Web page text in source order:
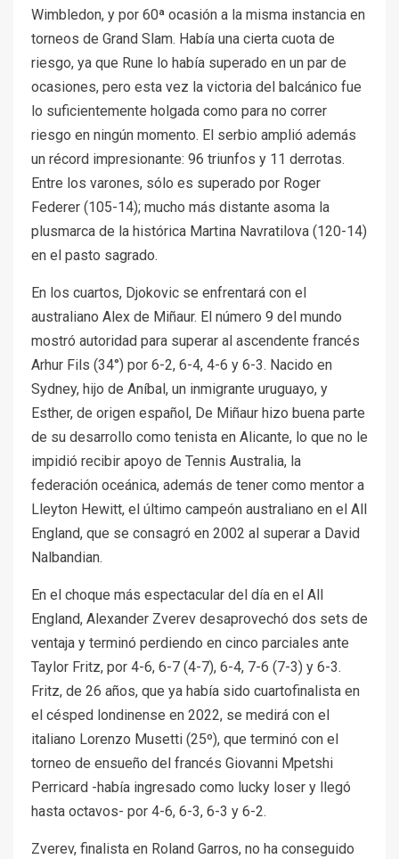
Wimbledon, y por 60ª ocasión a la misma instancia en
torneos de Grand Slam. Había una cierta cuota de
riesgo, ya que Rune lo había superado en un par de
ocasiones, pero esta vez la victoria del balcánico fue
lo suficientemente holgada como para no correr
riesgo en ningún momento. El serbio amplió además
un récord impresionante: 96 triunfos y 11 derrotas.
Entre los varones, sólo es superado por Roger
Federer (105-14); mucho más distante asoma la
plusmarca de la histórica Martina Navratilova (120-14)
en el pasto sagrado.
En los cuartos, Djokovic se enfrentará con el
australiano Alex de Miñaur. El número 9 del mundo
mostró autoridad para superar al ascendente francés
Arhur Fils (34°) por 6-2, 6-4, 4-6 y 6-3. Nacido en
Sydney, hijo de Aníbal, un inmigrante uruguayo, y
Esther, de origen español, De Miñaur hizo buena parte
de su desarrollo como tenista en Alicante, lo que no le
impidió recibir apoyo de Tennis Australia, la
federación oceánica, además de tener como mentor a
Lleyton Hewitt, el último campeón australiano en el All
England, que se consagró en 2002 al superar a David
Nalbandian.
En el choque más espectacular del día en el All
England, Alexander Zverev desaprovechó dos sets de
ventaja y terminó perdiendo en cinco parciales ante
Taylor Fritz, por 4-6, 6-7 (4-7), 6-4, 7-6 (7-3) y 6-3.
Fritz, de 26 años, que ya había sido cuartofinalista en
el césped londinense en 2022, se medirá con el
italiano Lorenzo Musetti (25º), que terminó con el
torneo de ensueño del francés Giovanni Mpetshi
Perricard -había ingresado como lucky loser y llegó
hasta octavos- por 4-6, 6-3, 6-3 y 6-2.
Zverev, finalista en Roland Garros, no ha conseguido